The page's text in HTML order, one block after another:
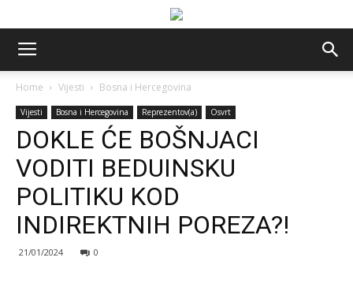
Home Vijesti Bosna i Hercegovina
Vijesti Bosna i Hercegovina Reprezentov(a) Osvrt
DOKLE ĆE BOŠNJACI
VODITI BEDUINSKU
POLITIKU KOD
INDIREKTNIH POREZA?!
21/01/2024 0